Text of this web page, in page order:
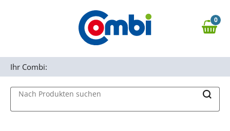
Zur Navigation springen
0,00 €
0
Nach Produkten suchen
Ihr Combi: